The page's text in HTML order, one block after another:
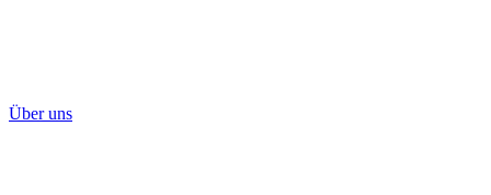
Über uns